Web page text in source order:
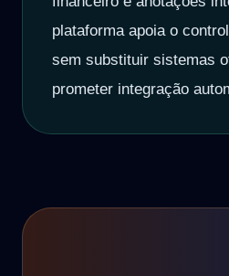
plataforma apoia o
sem substituir sistemas
prometer integração